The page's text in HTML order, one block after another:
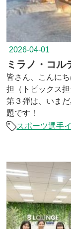
2026-04-01
ミラノ・コル
皆さん、こんに
担（トピックス
第３弾は、いま
題です！
スポーツ選手